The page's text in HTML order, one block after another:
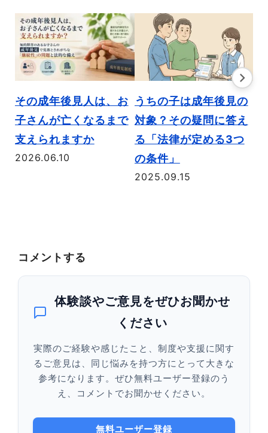
その成年後見人は、お
子さんが亡くなるまで
支えられますか
2026.06.10
うちの子は成年後見の
対象？その疑問に答え
る「法律が定める3つ
の条件」
2025.09.15
コメントする
体験談やご意見をぜひお聞かせ
ください
実際のご経験や感じたこと、制度や支援に関す
るご意見は、同じ悩みを持つ方にとって大きな
参考になります。ぜひ無料ユーザー登録のう
え、コメントでお聞かせください。
無料ユーザー登録